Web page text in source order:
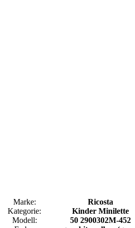
Marke:
Ricosta
Kategorie:
Kinder Minilette
Modell:
50 2900302M-452